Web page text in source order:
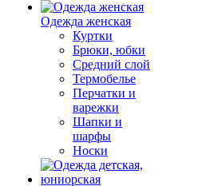
Одежда женская
Куртки
Брюки, юбки
Средний слой
Термобелье
Перчатки и
варежки
Шапки и
шарфы
Носки